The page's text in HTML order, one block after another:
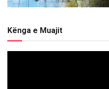
Kënga e Muajit